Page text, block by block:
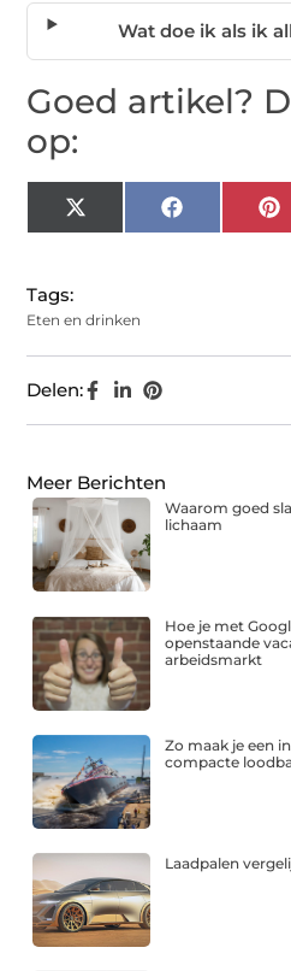
Wat doe ik als ik
Goed artikel?
op:
X
(Twitter)
Facebook
Tags:
Eten en drinken
Delen:
Meer Berichten
Waarom goed
lichaam
Hoe je met
openstaande
arbeidsmarkt
Zo maak je een
compacte
Laadpalen